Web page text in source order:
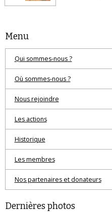
Menu
Qui sommes-nous ?
Où sommes-nous ?
Nous rejoindre
Les actions
Historique
Les membres
Nos partenaires et donateurs
Dernières photos